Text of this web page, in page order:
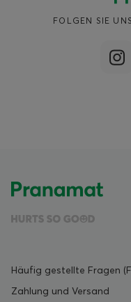
FOLGEN SIE
Häufig gestellte Fragen
Zahlung und Versand